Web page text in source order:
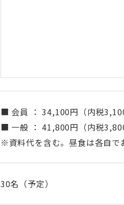
■ 会員 ： 34,100円（内税3,100
■ 一般 ： 41,800円（内税3,800
※資料代を含む。昼食は各自で
30名（予定）